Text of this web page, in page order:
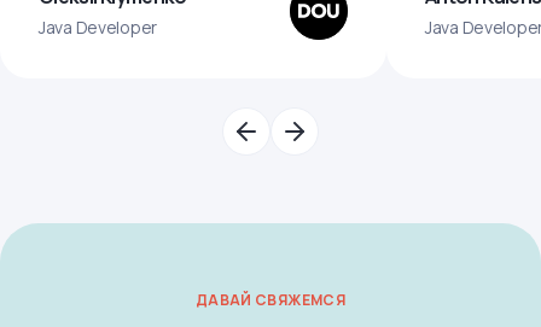
Java Developer Java
ДАВАЙ СВЯЖЕМСЯ